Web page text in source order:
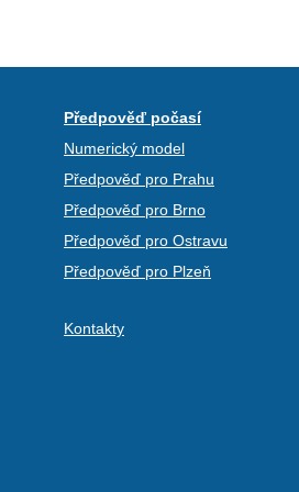
Předpověď počasí
Numerický model
Předpověď pro Prahu
Předpověď pro Brno
Předpověď pro Ostravu
Předpověď pro Plzeň
Kontakty